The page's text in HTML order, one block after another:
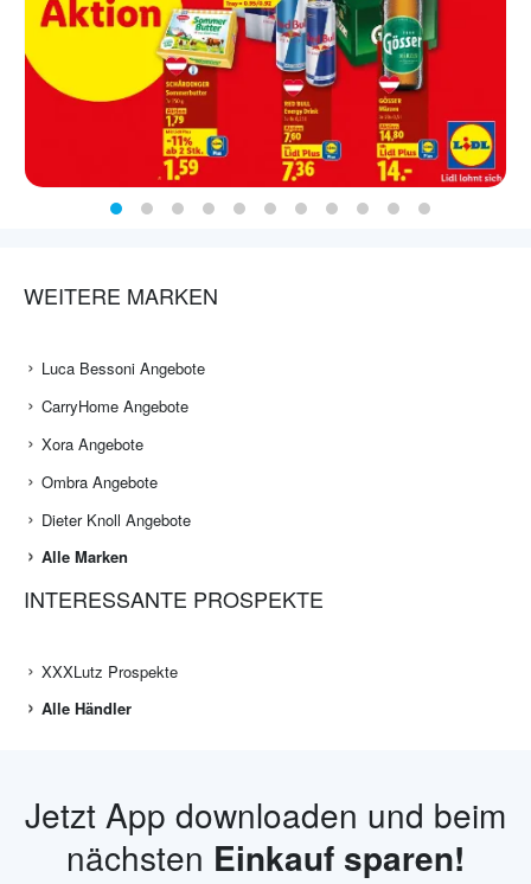
WEITERE MARKEN
Luca Bessoni Angebote
CarryHome Angebote
Xora Angebote
Ombra Angebote
Dieter Knoll Angebote
Alle Marken
INTERESSANTE PROSPEKTE
XXXLutz Prospekte
Alle Händler
Jetzt App downloaden und beim
nächsten Einkauf sparen!